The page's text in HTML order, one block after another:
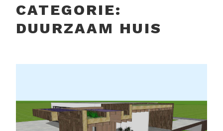
CATEGORIE:
DUURZAAM HUIS
cookies om te
maken voor
bezoekers en
zoekmachines.